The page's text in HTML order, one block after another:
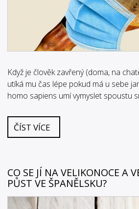
Když je člověk zavřený (doma, na
utíká mu čas lépe pokud má u sebe
homo sapiens umí vymyslet spoustu
ČÍST VÍCE
CO SE JÍ NA VELIKONOCE A
PŮST VE ŠPANĚLSKU?